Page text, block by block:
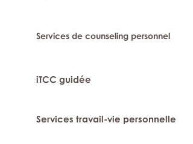
Services de counseling personnel
iTCC guidée
Services travail-vie personnelle